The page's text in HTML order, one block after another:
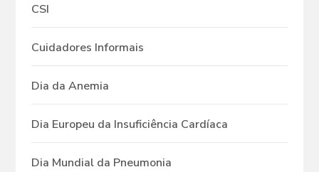
CSI
Cuidadores Informais
Dia da Anemia
Dia Europeu da Insuficiência Cardíaca
Dia Mundial da Pneumonia